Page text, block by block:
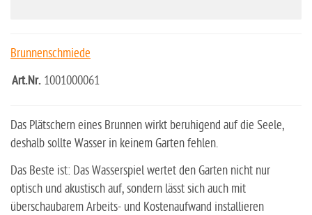
Brunnenschmiede
Art.Nr. 1001000061
Das Plätschern eines Brunnen wirkt beruhigend auf die Seele,
deshalb sollte Wasser in keinem Garten fehlen.
Das Beste ist: Das Wasserspiel wertet den Garten nicht nur
optisch und akustisch auf, sondern lässt sich auch mit
überschaubarem Arbeits- und Kostenaufwand installieren